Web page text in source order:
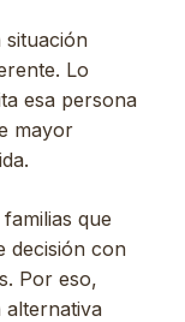
situación
Lo
esa persona
mayor
que
decisión con
Por eso,
alternativa